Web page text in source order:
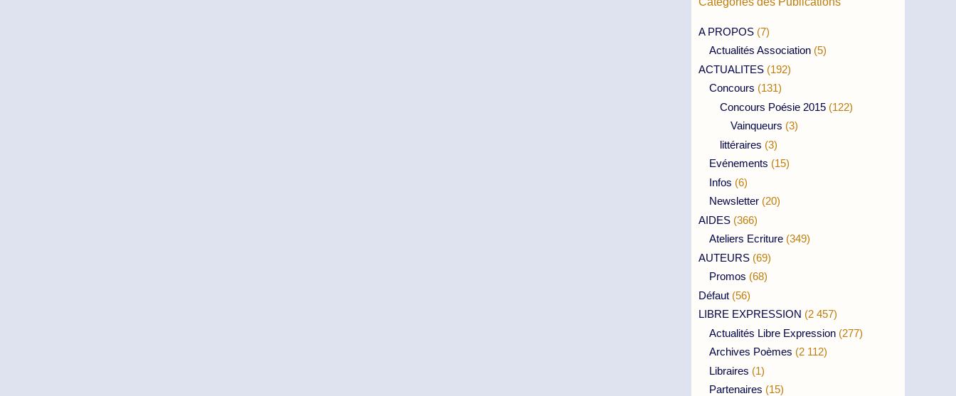
A PROPOS (7)
Actualités Association (5)
ACTUALITES (192)
Concours (131)
Concours Poésie 2015 (122)
Vainqueurs (3)
littéraires (3)
Evénements (15)
Infos (6)
Newsletter (20)
AIDES (366)
Ateliers Ecriture (349)
AUTEURS (69)
Promos (68)
Défaut (56)
LIBRE EXPRESSION (2 457)
Actualités Libre Expression (277)
Archives Poèmes (2 112)
Libraires (1)
Partenaires (15)